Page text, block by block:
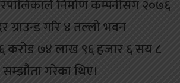
निर्माण कम्पनीसंग २०७६
गरि ४ तल्लो भवन
६ करोड ७४ लाख ९६ हजार ६ सय ८
गरेका थिए।